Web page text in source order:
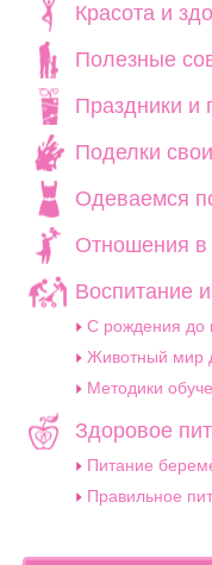
Красота и
Полезные
Праздники и
Поделки
Одеваемся
Отношения в
Воспитание
C рождения до
Животный мир
Методики
Здоровое
Питание
Правильное